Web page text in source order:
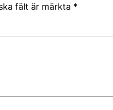
fält är märkta *